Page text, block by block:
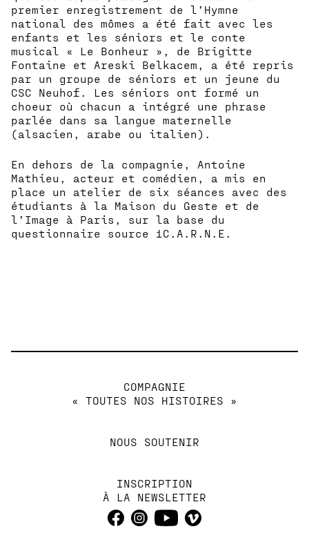
premier enregistrement de l’Hymne
national des mômes a été fait avec les
enfants et les séniors et le conte
musical « Le Bonheur », de Brigitte
Fontaine et Areski Belkacem, a été repris
par un groupe de séniors et un jeune du
CSC Neuhof. Les séniors ont formé un
choeur où chacun a intégré une phrase
parlée dans sa langue maternelle
(alsacien, arabe ou italien).
En dehors de la compagnie, Antoine
Mathieu, acteur et comédien, a mis en
place un atelier de six séances avec des
étudiants à la Maison du Geste et de
l’Image à Paris, sur la base du
questionnaire source 1C.A.R.N.E.
COMPAGNIE
« TOUTES NOS HISTOIRES »
NOUS SOUTENIR
INSCRIPTION
À LA NEWSLETTER